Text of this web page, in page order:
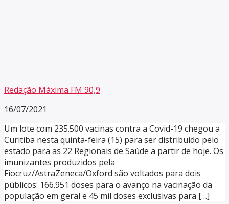
Redação Máxima FM 90,9
16/07/2021
Um lote com 235.500 vacinas contra a Covid-19 chegou a
Curitiba nesta quinta-feira (15) para ser distribuído pelo
estado para as 22 Regionais de Saúde a partir de hoje. Os
imunizantes produzidos pela
Fiocruz/AstraZeneca/Oxford são voltados para dois
públicos: 166.951 doses para o avanço na vacinação da
população em geral e 45 mil doses exclusivas para […]